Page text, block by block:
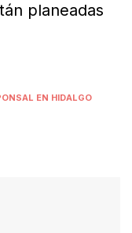
planeadas
EN HIDALGO